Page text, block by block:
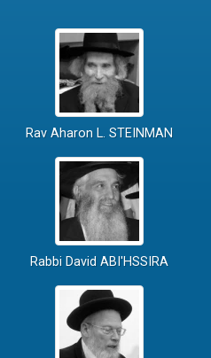
Rav Aharon L. STEINMAN
Rabbi David ABI'HSSIRA